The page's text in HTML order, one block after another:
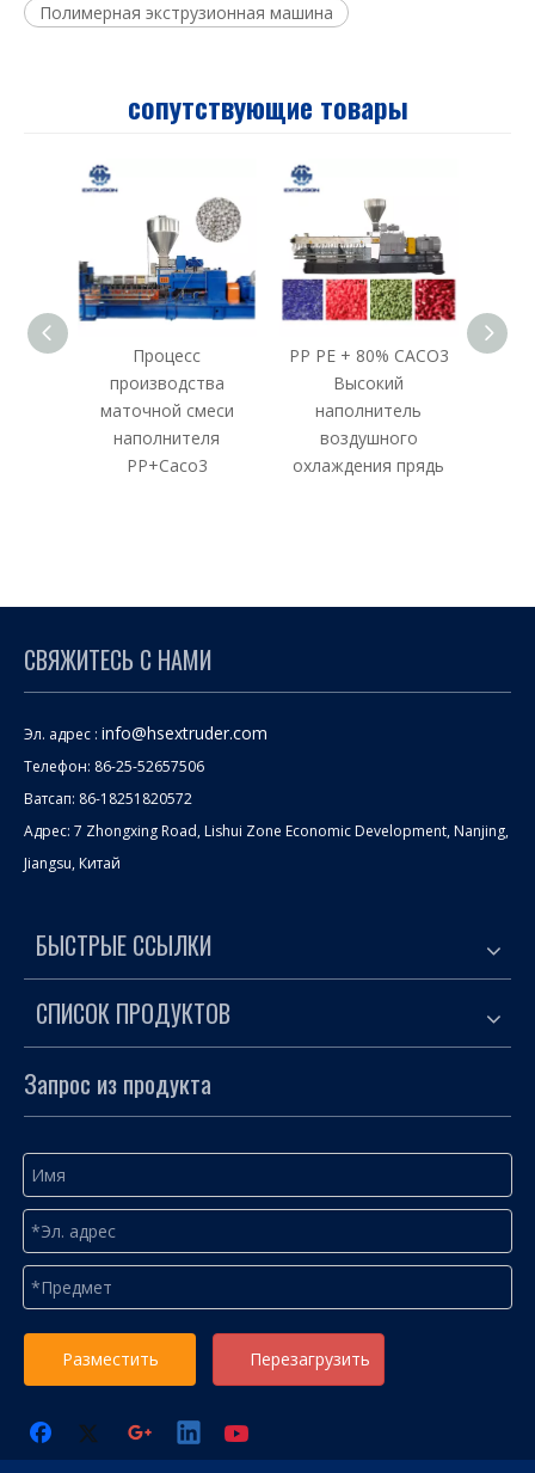
Полимерная экструзионная машина
сопутствующие товары
Процесс
производства
маточной смеси
наполнителя
PP+Caco3
PP PE + 80% CACO3
Высокий
наполнитель
воздушного
охлаждения прядь
СВЯЖИТЕСЬ С НАМИ
Эл. адрес : info@hsextruder.com
Телефон: 86-25-52657506
Ватсап: 86-18251820572
Адрес: 7 Zhongxing Road, Lishui Zone Economic Development, Nanjing,
Jiangsu, Китай
БЫСТРЫЕ ССЫЛКИ
СПИСОК ПРОДУКТОВ
Запрос из продукта
Разместить Перезагрузить